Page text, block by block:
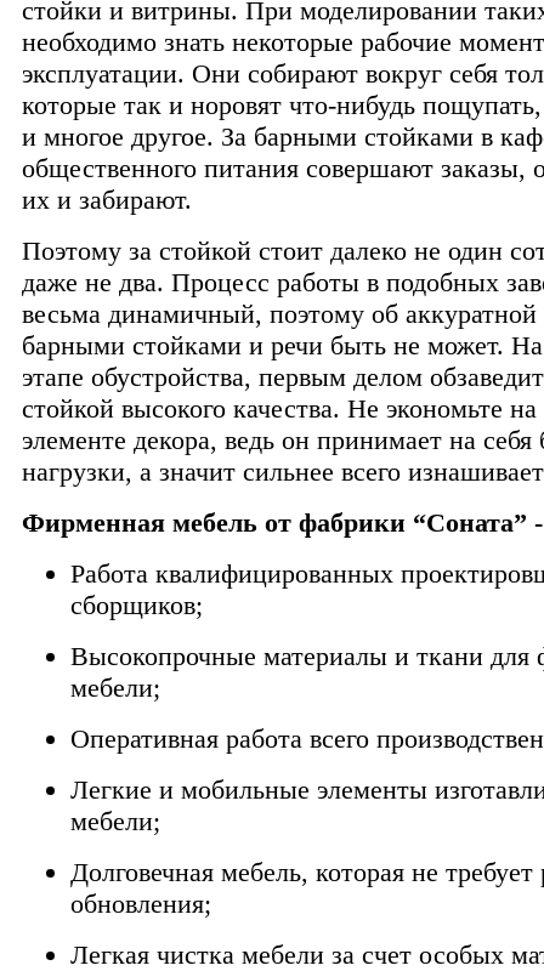
стойки и витрины. При моделировании
необходимо знать некоторые рабочие
эксплуатации. Они собирают вокруг себя
которые так и норовят что-нибудь
и многое другое. За барными стойками в
общественного питания совершают заказы,
их и забирают.
Поэтому за стойкой стоит далеко не один
даже не два. Процесс работы в подобных
весьма динамичный, поэтому об аккуратной
барными стойками и речи быть не может.
этапе обустройства, первым делом
стойкой высокого качества. Не экономьте
элементе декора, ведь он принимает на
нагрузки, а значит сильнее всего
Фирменная мебель от фабрики “Соната”
Работа квалифицированных
сборщиков;
Высокопрочные материалы и ткани для
мебели;
Оперативная работа всего
Легкие и мобильные элементы
мебели;
Долговечная мебель, которая не требует
обновления;
Легкая чистка мебели за счет особых